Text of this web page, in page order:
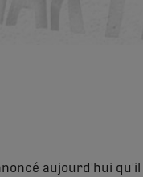
aujourd'hui